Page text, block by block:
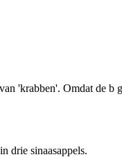
'krabben'. Omdat de b
drie sinaasappels.